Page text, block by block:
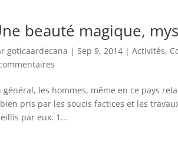
beauté magique,
goticaardecana |Sep 9, 2014 |Activités,
général, les hommes, même en ce pays
pris par les soucis factices et les
par eux. 1...